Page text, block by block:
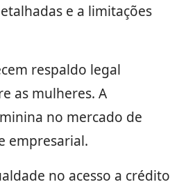
e a limitações
respaldo legal
as mulheres. A
no mercado de
empresarial.
no acesso a crédito